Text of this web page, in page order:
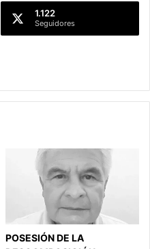
1.122
Seguidores
POSESIÓN DE LA